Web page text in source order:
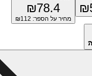
₪78.4
מחיר על הספר: ₪112